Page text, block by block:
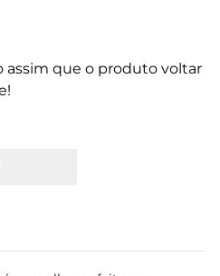
assim que o produto voltar